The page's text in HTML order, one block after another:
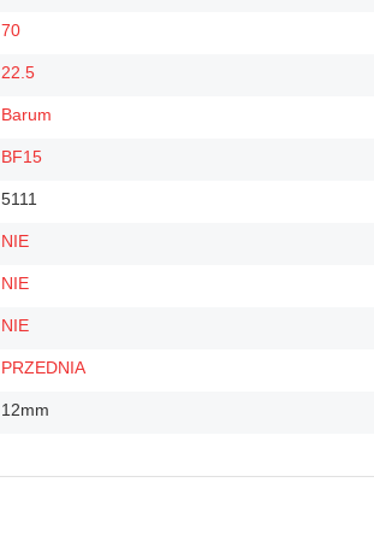
70
22.5
Barum
BF15
5111
NIE
NIE
NIE
PRZEDNIA
12mm